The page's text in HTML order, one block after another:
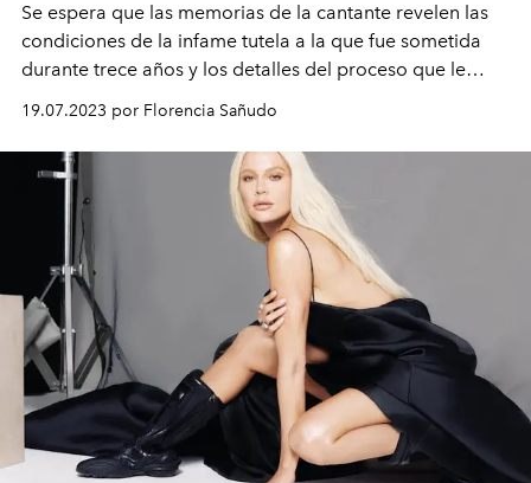
Se espera que las memorias de la cantante revelen las
condiciones de la infame tutela a la que fue sometida
durante trece años y los detalles del proceso que le
permitió liberarse de ella.
19.07.2023 por Florencia Sañudo